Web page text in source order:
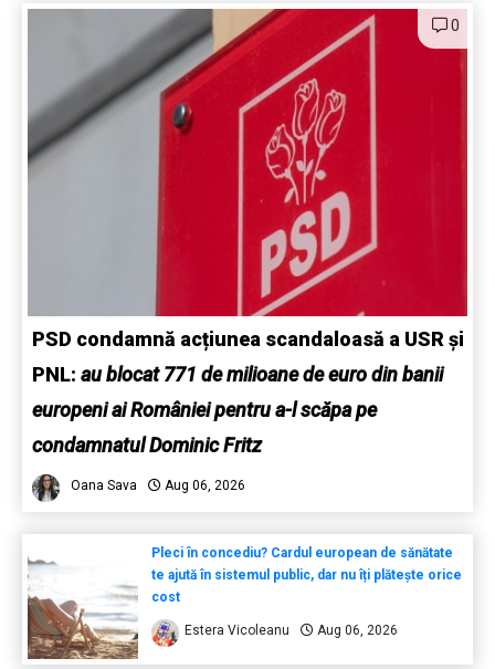
0
PSD condamnă acțiunea scandaloasă a USR și
PNL: au blocat 771 de milioane de euro din banii
europeni ai României pentru a-l scăpa pe
condamnatul Dominic Fritz
Oana Sava Aug 06, 2026
Pleci în concediu? Cardul european de sănătate
te ajută în sistemul public, dar nu îți plătește orice
cost
Estera Vicoleanu Aug 06, 2026